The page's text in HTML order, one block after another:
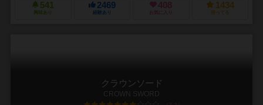
541
興味あり
2469
経験あり
408
お気に入り
1434
持ってる
クラウンソード
CROWN SWORD